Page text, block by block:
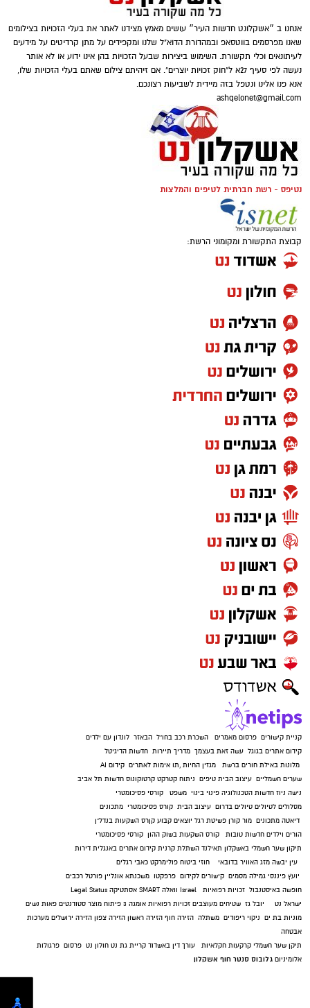
אנחנו ב ״אשקלונט חדשות העיר״ עושים מאמץ מצידנו לאתר את בעלי הזכויות בצילומים
שאנו מפרסמים בווטסאפ ובמהדורת הדוא"ל שלנו ומקפידים על מתן קרדיטים על מידעים
לעיתונאים וכלי תקשורת. השימוש ביצירות שבעל הזכויות בהן אינו ידוע או לא אותר
נעשה לפי סעיף 27א ל"חוק זכויות יוצרים". אם זיהיתם צילום שאתם בעלי הזכויות שלו,
אנא פנו אלינו ונטפל בזה מיידית לשביעות רצונכם.
ashqelonet@gmail.com
נטיפס - רשת חברתית לטיפים והמלצות
קבוצת התקשורת ומקומוני הרשת:
קניית קישורים פרסום מאמרים השכרת רכב בחו"ל הבאזר לונדון עם ילדים
קידום אתרים בגוגל עשה זאת בעצמך מדריך תיירות חדשות הדיגיטל
מלונות באילת חורים ברשת מגזין החיות ,תו אימות לאתרים קידום AI
שערים חשמליים עיצוב הבית טיפים ניתוח קטרקט קרטוקונוס חדשות תל אביב
נישה ניוז חדשות הטכנולוגיה פינוי בינוי משפט
קורסי פסיכומטרי
מסלולים לטיולים טיולים בדרום עיצוב הבית קורס פסיכומטרי מתכונים
דיאטה מתכונים מור קורן פשיטת רגל יוצאים קבוע קןרס השקעות בנדל"ן
הורים וילדים חדשות טובות קורס השקעות בשוק ההון קורסי פסיכומטרי
תיקון שער חשמלי באשקלון תאילנד השתלת קרנית קידום אתרים באנגלית דירות
עין יבשה מזג האוויר בדובאי חוזי ביטוח פולימרקט כאבי רגלים
יועץ פיננסי גמילה מסמים קישורים לקידום פרפקטו משכנתא אונליין פורטל רכבים
חופשה באיסטנבול זכויות רפואיות Israel וואלה SMART אסתטיקה Legal Status
ישראל נט
יובל גז שטיחים מעוצבים זכויות רפואיות אומגה 3 פיתוח מוצר סטודנטים פאות נשים
מוניות בת ים ניקוי ריפודים משתלה הזירה חוף הזירה ראשון הזירה צפון הזירה ירושלים מערכות
אבטחה
תיקן שער חשמלי קרקעות חקלאיות עורך דין באשדוד קריית גת נט חולון נט פרסום פרגולות
אלומיניום גלובוס סנטר חוף אשקלון